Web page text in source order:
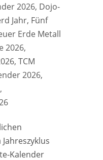
2026, Dojo-
Jahr, Fünf
Erde Metall
2026,
, TCM
2026,
,
Kalender